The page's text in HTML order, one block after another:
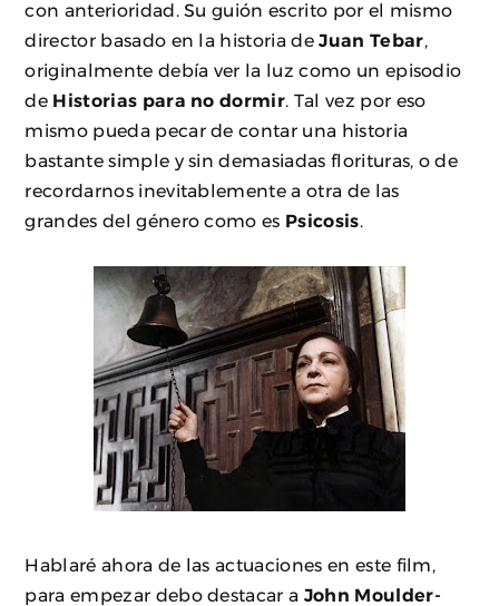
con anterioridad. Su guión escrito por el mismo
director basado en la historia deJuan Tebar
originalmente debía ver la luz como un episodio
de Historias para no dormir . Tal vez por eso
mismo pueda pecar de contar una historia
bastante simple y sin demasiadas florituras, o de
recordarnos inevitablemente a otra de las
grandes del género como es Psicosis
Hablaré ahora de las actuaciones en este film,
para empezar debo destacar a John Moulder-